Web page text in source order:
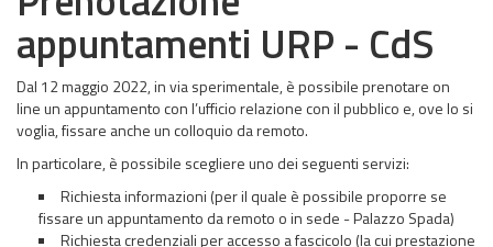
appuntamenti URP - CdS
Dal 12 maggio 2022, in via sperimentale, è possibile prenotare on
line un appuntamento con l’ufficio relazione con il pubblico e, ove lo si
voglia, fissare anche un colloquio da remoto.
In particolare, è possibile scegliere uno dei seguenti servizi:
Richiesta informazioni (per il quale è possibile proporre se
fissare un appuntamento da remoto o in sede - Palazzo Spada)
Richiesta credenziali per accesso a fascicolo (la cui prestazione